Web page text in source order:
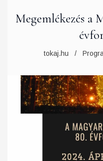
Megemlékezés a
tokaj.hu